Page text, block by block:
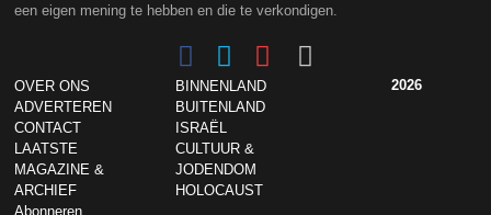
een eigen mening te hebben en die te verkondigen.
OVER ONS
ADVERTEREN
CONTACT
LAATSTE
MAGAZINE &
ARCHIEF
Abonneren
BINNENLAND
BUITENLAND
ISRAËL
CULTUUR &
JODENDOM
HOLOCAUST
2026